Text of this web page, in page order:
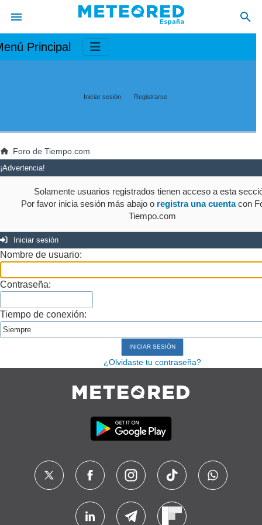
Principal
Iniciar sesión Registrarse
Foro de Tiempo.com
¡Advertencia!
Solamente usuarios registrados tienen acceso a esta
Por favor inicia sesión más abajo o registra una cuentacon
Tiempo.com
Iniciar sesión
Nombre de usuario:
Contraseña:
Tiempo de conexión:
¿Olvidaste tu contraseña?